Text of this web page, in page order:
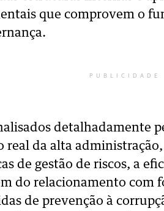
que comprovem o
PUBLICIDADE
detalhadamente
da alta
de gestão de riscos, a
do relacionamento com
de prevenção à